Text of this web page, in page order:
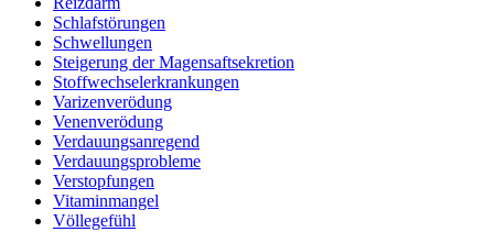
Schlafstörungen
Schwellungen
Steigerung der Magensaftsekretion
Stoffwechselerkrankungen
Varizenverödung
Venenverödung
Verdauungsanregend
Verdauungsprobleme
Verstopfungen
Vitaminmangel
Völlegefühl